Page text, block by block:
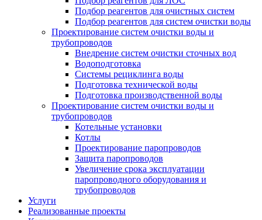
Подбор реагентов для очистных систем
Подбор реагентов для систем очистки воды
Проектирование систем очистки воды и
трубопроводов
Внедрение систем очистки сточных вод
Водоподготовка
Системы рециклинга воды
Подготовка технической воды
Подготовка производственной воды
Проектирование систем очистки воды и
трубопроводов
Котельные установки
Котлы
Проектирование паропроводов
Защита паропроводов
Увеличение срока эксплуатации
паропроводного оборудования и
трубопроводов
Услуги
Реализованные проекты